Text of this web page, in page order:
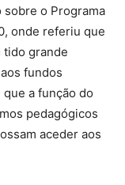
sobre o Programa
onde referiu que
tido grande
fundos
a função do
pedagógicos
aceder aos